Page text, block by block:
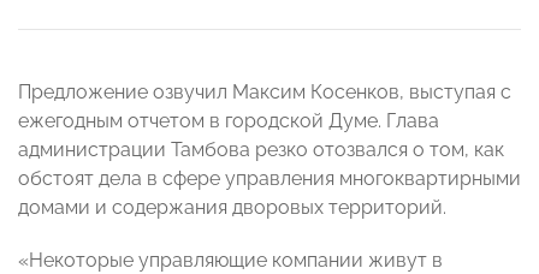
Предложение озвучил Максим Косенков, выступая с
ежегодным отчетом в городской Думе. Глава
администрации Тамбова резко отозвался о том, как
обстоят дела в сфере управления многоквартирными
домами и содержания дворовых территорий.
«Некоторые управляющие компании живут в